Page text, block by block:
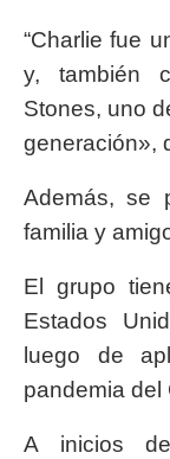
“Charlie fue
y, también
Stones, uno
generación»,
Además, se
familia y
El grupo
Estados
luego de
pandemia del
A inicios